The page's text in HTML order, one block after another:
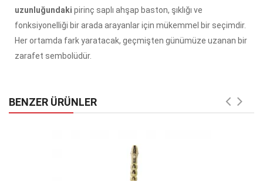
uzunluğundaki pirinç saplı ahşap baston, şıklığı ve
fonksiyonelliği bir arada arayanlar için mükemmel bir seçimdir.
Her ortamda fark yaratacak, geçmişten günümüze uzanan bir
zarafet sembolüdür.
BENZER ÜRÜNLER